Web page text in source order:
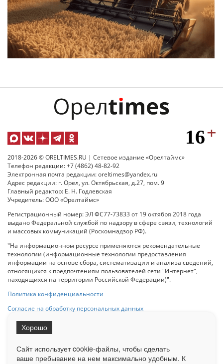
2018-2026 © ORELTIMES.RU | Сетевое издание «Орелтаймс»
Телефон редакции: +7 (4862) 48-82-92
Электронная почта редакции: oreltimes@yandex.ru
Адрес редакции: г. Орел, ул. Октябрьская, д.27, пом. 9
Главный редактор: Е. Н. Годлевская
Учредитель: ООО «Орелтаймс»
Регистрационный номер: ЭЛ ФС77-73833 от 19 октября 2018 года
выдано Федеральной службой по надзору в сфере связи, технологий
и массовых коммуникаций (Роскомнадзор РФ).
"На информационном ресурсе применяются рекомендательные
технологии (информационные технологии предоставления
информации на основе сбора, систематизации и анализа сведений,
относящихся к предпочтениям пользователей сети "Интернет",
находящихся на территории Российской Федерации)".
Политика конфиденциальности
Согласие на обработку персональных данных
на Сетевое издание «ОрелТаймс» обязательна.
Сайт использует cookie-файлы, чтобы сделать
ваше пребывание на нем максимально удобным. К
Хорошо